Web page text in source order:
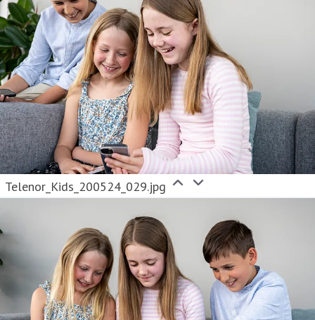
Telenor_Kids_200524_029.jpg